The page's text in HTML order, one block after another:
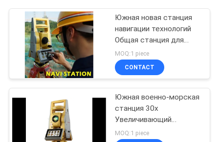
ПРОДУКТЫ
НАС
ПУТЕШЕСТВИЕ
ФАБРИКИ
ПРОВЕРКА
рефлектора
Призма обзора
мини
33
Южная новая станция
навигации технологий
Общая станция для
строительства и
картографирования
MOQ:1 piece
CONTACT
Южная военно-морская
станция 30x
Увеличивающий
измерительный прибор
MOQ:1 piece